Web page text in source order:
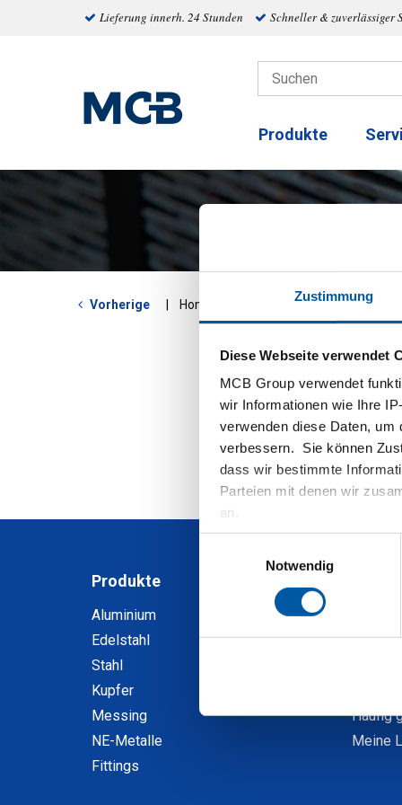
Zustimmung
Diese Webseite verwendet
MCB Group verwendet
wir Informationen wie Ihre
verwenden diese Daten, um
verbessern. Sie können
dass wir bestimmte
Parteien mit denen wir
an.
Notwendig
Lieferung innerh. 24 Stunden Schneller & zuverlässiger
Produkte
Vorherige Home
Produkte
Aluminium
Edelstahl
Stahl
Kupfer
Messing
NE-Metalle
Fittings
Häufig
Meine